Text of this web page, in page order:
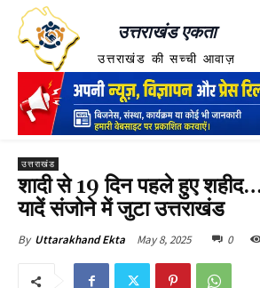
उत्तराखंड एकता
उत्तराखंड की सच्ची आवाज़
उत्तराखंड
शादी से 19 दिन पहले हुए
यादें संजोने में जुटा उत्तराखंड
By Uttarakhand Ekta May 8, 2025 0